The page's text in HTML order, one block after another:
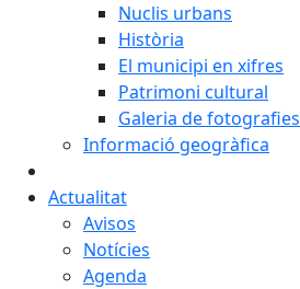
Nuclis urbans
Història
El municipi en xifres
Patrimoni cultural
Galeria de fotografies
Informació geogràfica
Actualitat
Avisos
Notícies
Agenda